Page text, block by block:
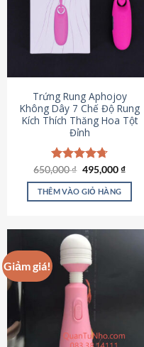
Trứng Rung Aphojoy
Không Dây 7 Chế Độ Rung
Kích Thích Thăng Hoa Tột
Đỉnh
Được xếp
hạng4.72
5 sao
650,000₫ Giá
là:
650,000 ₫.
495,000₫Giá
tại
THÊM VÀO GIỎ HÀNG
Giảm giá!